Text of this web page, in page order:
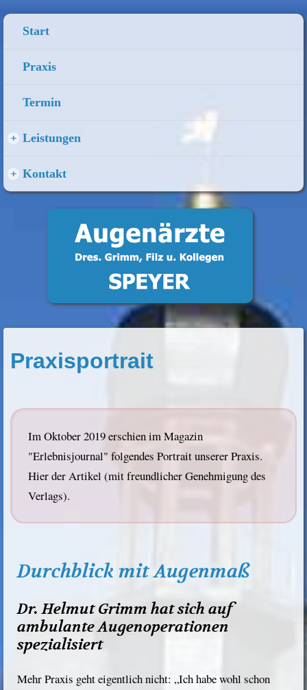
Start
Praxis
Termin
+ Leistungen
+ Kontakt
Praxisportrait
Im Oktober 2019 erschien im Magazin
"Erlebnisjournal" folgendes Portrait unserer Praxis.
Hier der Artikel (mit freundlicher Genehmigung des
Verlags).
Durchblick mit Augenmaß
Dr. Helmut Grimm hat sich auf
ambulante Augenoperationen
spezialisiert
Mehr Praxis geht eigentlich nicht: „Ich habe wohl schon